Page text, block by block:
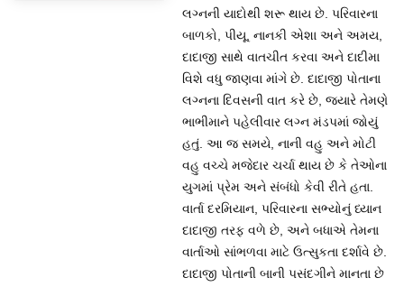
લગ્નની યાદોથી શરૂ થાય છે. પરિવારના
બાળકો, પીયૂ, નાનકી એશા અને અમય,
દાદાજી સાથે વાતચીત કરવા અને દાદીમા
વિશે વધુ જાણવા માંગે છે. દાદાજી પોતાના
લગ્નના દિવસની વાત કરે છે, જ્યારે તેમણે
ભાભીમાને પહેલીવાર લગ્ન મંડપમાં જોયું
હતું. આ જ સમયે, નાની વહુ અને મોટી
વહુ વચ્ચે મજેદાર ચર્ચા થાય છે કે તેઓના
યુગમાં પ્રેમ અને સંબંધો કેવી રીતે હતા.
વાર્તા દરમિયાન, પરિવારના સભ્યોનું ધ્યાન
દાદાજી તરફ વળે છે, અને બધાએ તેમના
વાર્તાઓ સાંભળવા માટે ઉત્સુકતા દર્શાવે છે.
દાદાજી પોતાની બાની પસંદગીને માનતા છે